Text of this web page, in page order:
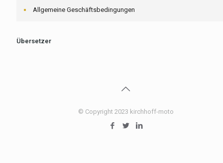
Allgemeine Geschäftsbedingungen
Übersetzer
© Copyright 2023 kirchhoff-moto